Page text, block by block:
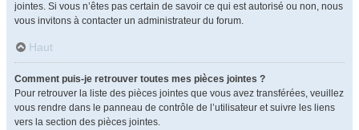
jointes. Si vous n’êtes pas certain de savoir ce qui est autorisé ou non, nous
vous invitons à contacter un administrateur du forum.
Haut
Comment puis-je retrouver toutes mes pièces jointes ?
Pour retrouver la liste des pièces jointes que vous avez transférées, veuillez
vous rendre dans le panneau de contrôle de l’utilisateur et suivre les liens
vers la section des pièces jointes.